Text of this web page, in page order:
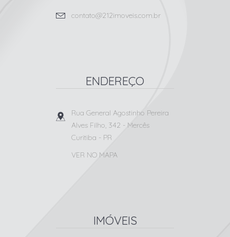
contato@212imoveis.com.br
ENDEREÇO
Rua General Agostinho Pereira
Alves Filho, 342 - Mercês
Curitiba - PR
VER NO MAPA
IMÓVEIS